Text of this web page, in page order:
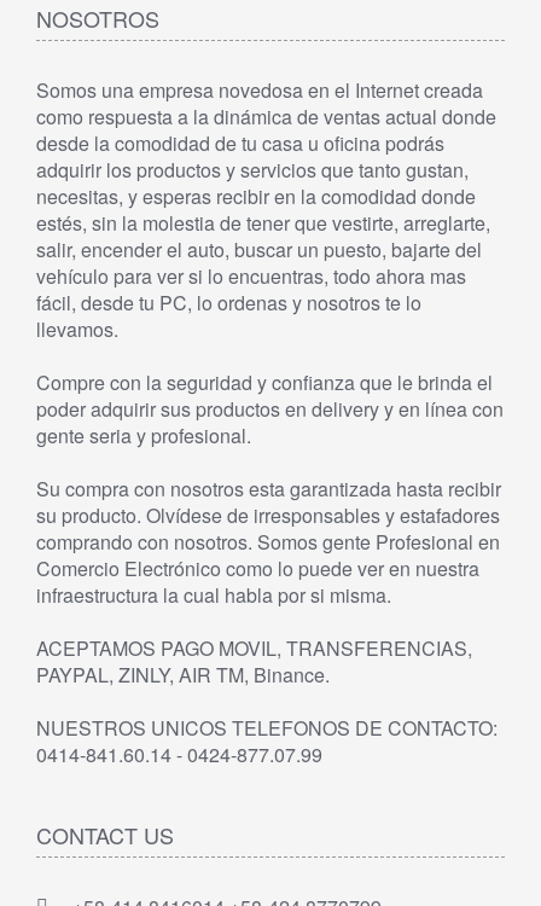
NOSOTROS
Somos una empresa novedosa en el Internet creada
como respuesta a la dinámica de ventas actual donde
desde la comodidad de tu casa u oficina podrás
adquirir los productos y servicios que tanto gustan,
necesitas, y esperas recibir en la comodidad donde
estés, sin la molestia de tener que vestirte, arreglarte,
salir, encender el auto, buscar un puesto, bajarte del
vehículo para ver si lo encuentras, todo ahora mas
fácil, desde tu PC, lo ordenas y nosotros te lo
llevamos.
Compre con la seguridad y confianza que le brinda el
poder adquirir sus productos en delivery y en línea con
gente seria y profesional.
Su compra con nosotros esta garantizada hasta recibir
su producto. Olvídese de irresponsables y estafadores
comprando con nosotros. Somos gente Profesional en
Comercio Electrónico como lo puede ver en nuestra
infraestructura la cual habla por si misma.
ACEPTAMOS PAGO MOVIL, TRANSFERENCIAS,
PAYPAL, ZINLY, AIR TM, Binance.
NUESTROS UNICOS TELEFONOS DE CONTACTO:
0414-841.60.14 - 0424-877.07.99
CONTACT US